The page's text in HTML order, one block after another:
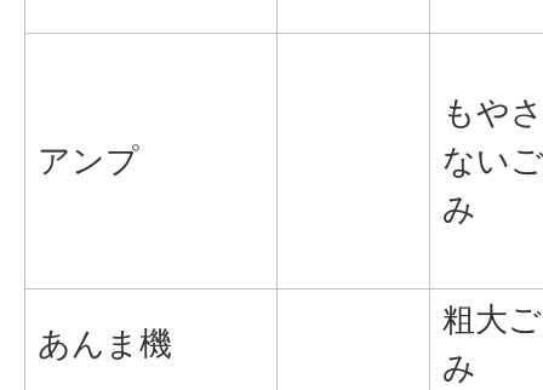
アンプ
もやさ
ないご
み
あんま機
粗大ご
み